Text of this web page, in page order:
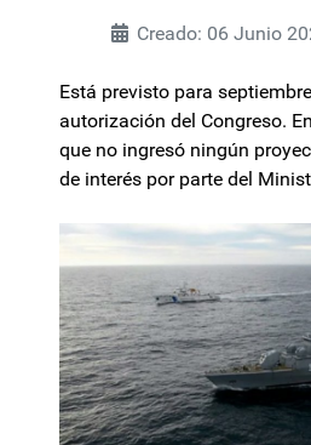
Creado: 06 Junio
Está previsto para
autorización del Congreso.
que no ingresó ningún
de interés por parte del